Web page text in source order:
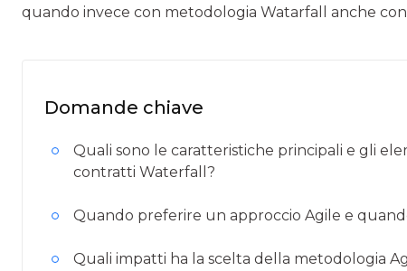
quando invece con metodologia Watarfall anche
Domande chiave
Quali sono le caratteristiche principali e gli
contratti Waterfall?
Quando preferire un approccio Agile e
Quali impatti ha la scelta della metodologia